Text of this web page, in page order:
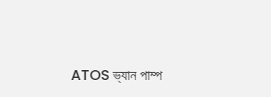
ATOS ভ্যান পাম্প